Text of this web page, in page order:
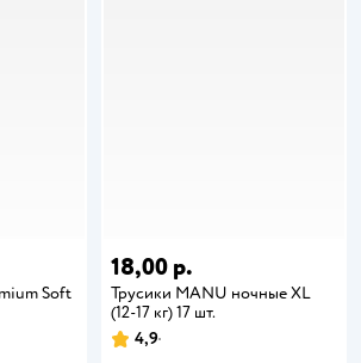
Soft
18,00 р.
Трусики MANU ночные XL
(12-17 кг) 17 шт.
4,9